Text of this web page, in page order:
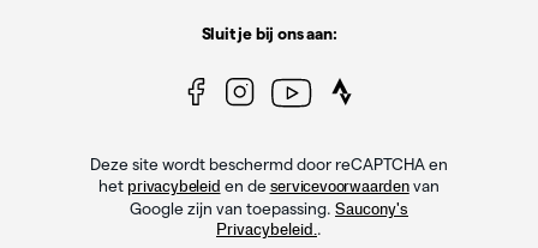
Sluit je bij ons aan:
Deze site wordt beschermd door reCAPTCHA en
het privacybeleid en de servicevoorwaardenvan
Google zijn van toepassing. Saucony's
Privacybeleid..